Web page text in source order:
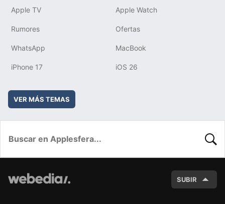
Apple TV Apple Watch
Rumores Ofertas
WhatsApp MacBook
iPhone 17 iOS 26
VER MÁS TEMAS
SUBIR